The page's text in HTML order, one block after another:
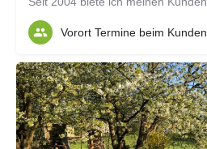
Vorort Termine beim Kunden